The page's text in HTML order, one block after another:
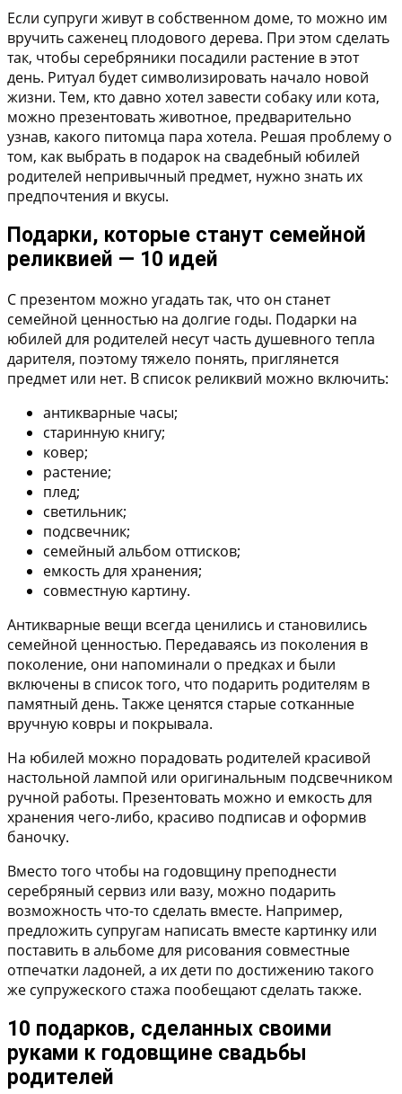
Если супруги живут в собственном доме, то можно им
вручить саженец плодового дерева. При этом сделать
так, чтобы серебряники посадили растение в этот
день. Ритуал будет символизировать начало новой
жизни. Тем, кто давно хотел завести собаку или кота,
можно презентовать животное, предварительно
узнав, какого питомца пара хотела. Решая проблему о
том, как выбрать в подарок на свадебный юбилей
родителей непривычный предмет, нужно знать их
предпочтения и вкусы.
Подарки, которые станут семейной
реликвией — 10 идей
С презентом можно угадать так, что он станет
семейной ценностью на долгие годы. Подарки на
юбилей для родителей несут часть душевного тепла
дарителя, поэтому тяжело понять, приглянется
предмет или нет. В список реликвий можно включить:
антикварные часы;
старинную книгу;
ковер;
растение;
плед;
светильник;
подсвечник;
семейный альбом оттисков;
емкость для хранения;
совместную картину.
Антикварные вещи всегда ценились и становились
семейной ценностью. Передаваясь из поколения в
поколение, они напоминали о предках и были
включены в список того, что подарить родителям в
памятный день. Также ценятся старые сотканные
вручную ковры и покрывала.
На юбилей можно порадовать родителей красивой
настольной лампой или оригинальным подсвечником
ручной работы. Презентовать можно и емкость для
хранения чего-либо, красиво подписав и оформив
баночку.
Вместо того чтобы на годовщину преподнести
серебряный сервиз или вазу, можно подарить
возможность что-то сделать вместе. Например,
предложить супругам написать вместе картинку или
поставить в альбоме для рисования совместные
отпечатки ладоней, а их дети по достижению такого
же супружеского стажа пообещают сделать также.
10 подарков, сделанных своими
руками к годовщине свадьбы
родителей